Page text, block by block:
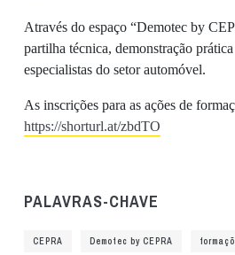
Através do espaço “Demotec by
partilha técnica, demonstração
especialistas do setor automóvel.
As inscrições para as ações de
https://shorturl.at/zbdTO
PALAVRAS-CHAVE
CEPRA Demotec by CEPRA